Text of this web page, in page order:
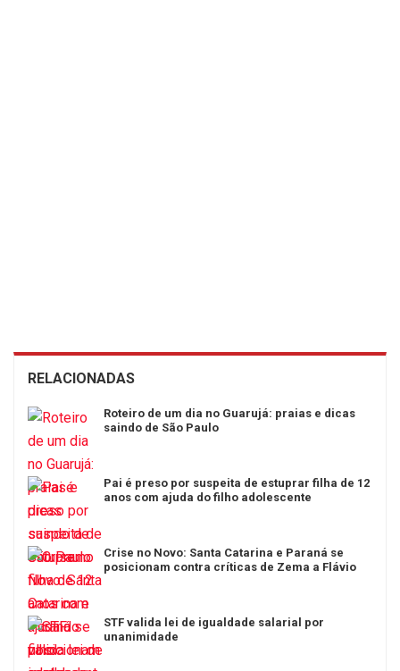
RELACIONADAS
Roteiro de um dia no Guarujá: praias e dicas
saindo de São Paulo
Pai é preso por suspeita de estuprar filha de 12
anos com ajuda do filho adolescente
Crise no Novo: Santa Catarina e Paraná se
posicionam contra críticas de Zema a Flávio
STF valida lei de igualdade salarial por
unanimidade